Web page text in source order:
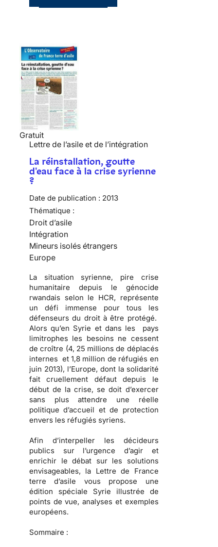
Gratuit
Lettre de l’asile et de l’intégration
La réinstallation, goutte
d'eau face à la crise syrienne
?
Date de publication : 2013
Thématique :
Droit d’asile
Intégration
Mineurs isolés étrangers
Europe
La situation syrienne, pire crise
humanitaire depuis le génocide
rwandais selon le HCR, représente
un défi immense pour tous les
défenseurs du droit à être protégé.
Alors qu’en Syrie et dans les pays
limitrophes les besoins ne cessent
de croître (4, 25 millions de déplacés
internes et 1,8 million de réfugiés en
juin 2013), l’Europe, dont la solidarité
fait cruellement défaut depuis le
début de la crise, se doit d’exercer
sans plus attendre une réelle
politique d’accueil et de protection
envers les réfugiés syriens.
Afin d’interpeller les décideurs
publics sur l’urgence d’agir et
enrichir le débat sur les solutions
envisageables, la Lettre de France
terre d’asile vous propose une
édition spéciale Syrie illustrée de
points de vue, analyses et exemples
européens.
Sommaire :